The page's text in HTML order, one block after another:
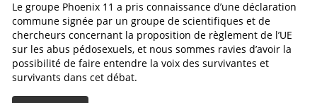
Le groupe Phoenix 11 a pris connaissance d’une déclaration
commune signée par un groupe de scientifiques et de
chercheurs concernant la proposition de règlement de l’UE
sur les abus pédosexuels, et nous sommes ravies d’avoir la
possibilité de faire entendre la voix des survivantes et
survivants dans cet débat.